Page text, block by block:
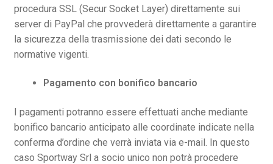
procedura SSL (Secur Socket Layer) direttamente sui
server di PayPal che provvederà direttamente a garantire
la sicurezza della trasmissione dei dati secondo le
normative vigenti.
Pagamento con bonifico bancario
I pagamenti potranno essere effettuati anche mediante
bonifico bancario anticipato alle coordinate indicate nella
conferma d’ordine che verrà inviata via e-mail. In questo
caso Sportway Srl a socio unico non potrà procedere